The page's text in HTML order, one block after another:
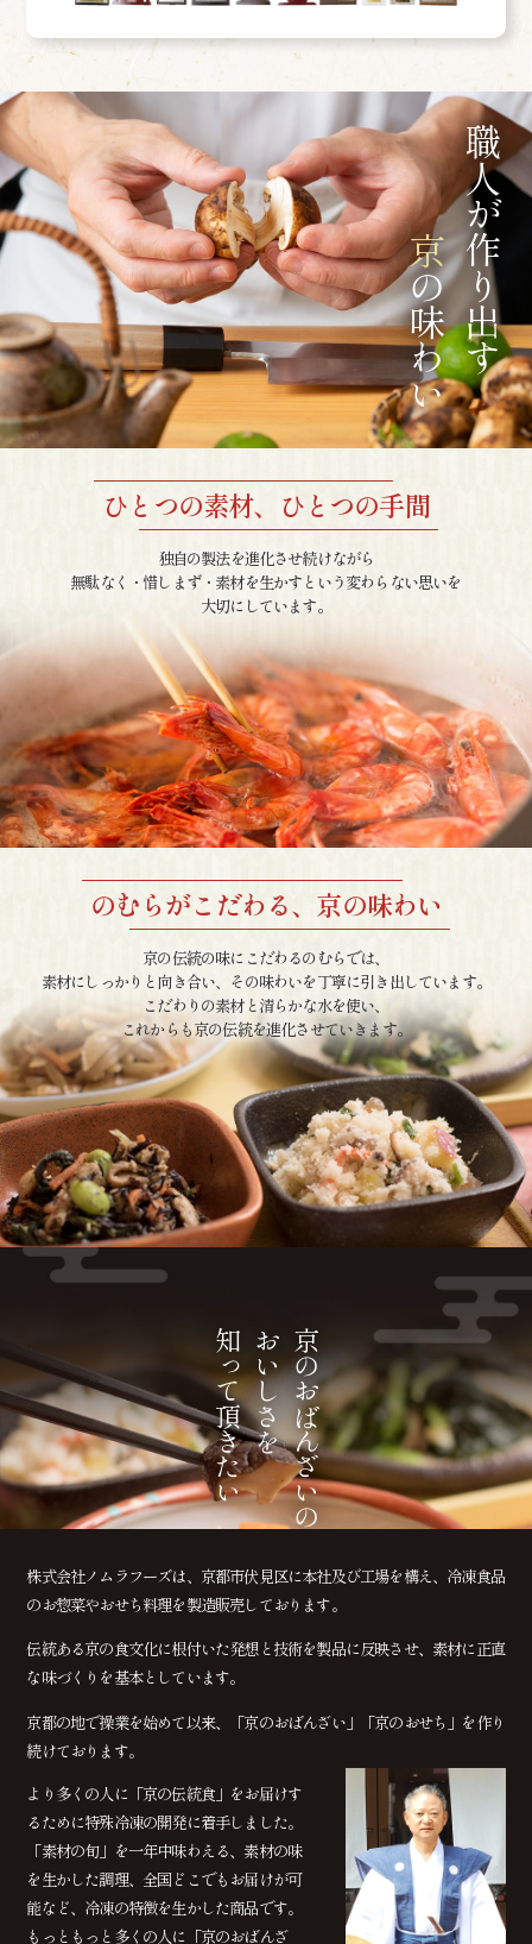
職人が作り出す
京
の味わい
ひとつの素材、ひとつの手間
独自の製法を進化させ続けながら
無駄なく・惜しまず・素材を生かすという変わらない思いを
大切にしています。
のむらがこだわる、京の味わい
京の伝統の味にこだわるのむらでは、
素材にしっかりと向き合い、その味わいを丁寧に引き出しています。
こだわりの素材と清らかな水を使い、
これからも京の伝統を進化させていきます。
京のおばんざいの
おいしさを
知って頂きたい
株式会社ノムラフーズは、京都市伏見区に本社及び工場を構え、冷凍食品
のお惣菜やおせち料理を製造販売しております。
伝統ある京の食文化に根付いた発想と技術を製品に反映させ、素材に正直
な味づくりを基本としています。
京都の地で操業を始めて以来、「京のおばんざい」「京のおせち」を作り
続けております。
より多くの人に「京の伝統食」をお届けす
るために特殊冷凍の開発に着手しました。
「素材の旬」を一年中味わえる、素材の味
を生かした調理、全国どこでもお届けが可
能など、冷凍の特徴を生かした商品です。
もっともっと多くの人に「京のおばんざ